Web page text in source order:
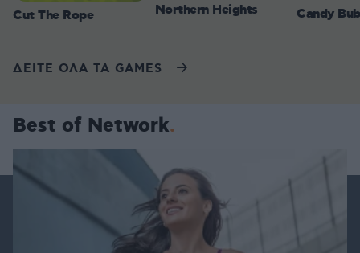
Cut The Rope Northern Heights Candy
ΔΕΙΤΕ ΟΛΑ ΤΑ GAMES
Best of Network